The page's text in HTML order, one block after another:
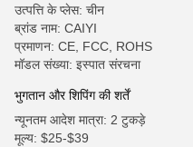
उत्पत्ति के प्लेस: चीन
ब्रांड नाम: CAIYI
प्रमाणन: CE, FCC, ROHS
मॉडल संख्या: इस्पात संरचना
भुगतान और शिपिंग की शर्तें
न्यूनतम आदेश मात्रा: 2 टुकड़े
मूल्य: $25-$39